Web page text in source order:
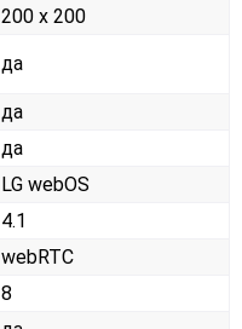
200 x 200
да
да
да
LG webOS
4.1
webRTC
8